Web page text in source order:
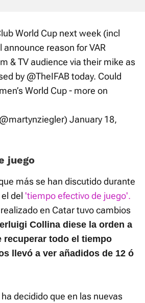
World Cup next week (incl
announce reason for VAR
& TV audience via their mike as
by @TheIFABtoday. Could
World Cup - more on
January 18,
juego
más se han discutido durante
del 'tiempo efectivo de juego'.
en Catar tuvo cambios
Collina diese la orden a
recuperar todo el tiempo
llevó a ver añadidos de 12 ó
decidido que en las nuevas